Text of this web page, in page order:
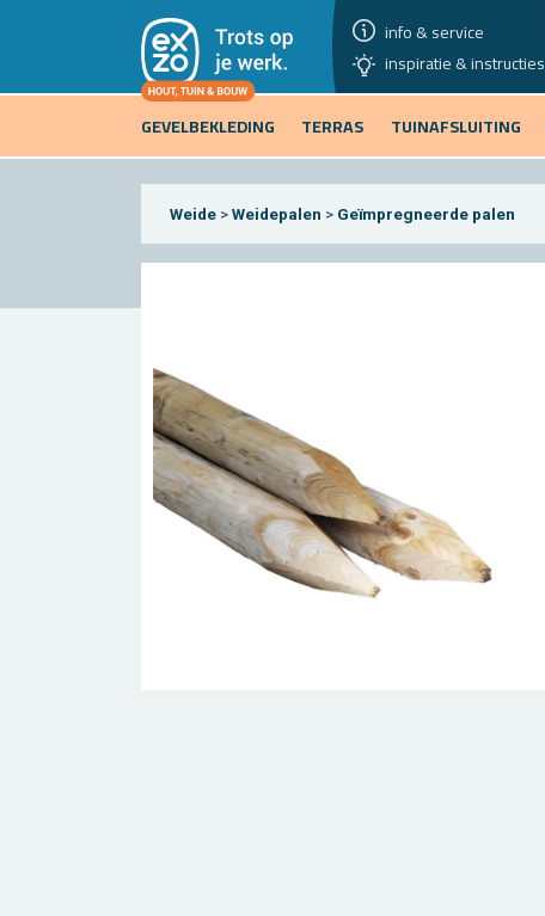
info & service
inspiratie & instructies
GEVELBEKLEDING
TERRAS TUINAFSLUITING
Weide >Weidepalen > Geïmpregneerde palen